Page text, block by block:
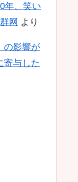
年、笑い
网 より
の影響が
寄与した